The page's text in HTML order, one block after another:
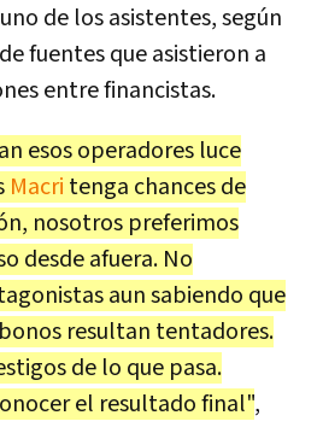
de los asistentes, según
fuentes que asistieron a
entre financistas.
esos operadores luce
Macri tenga chances de
nosotros preferimos
desde afuera. No
aun sabiendo que
resultan tentadores.
de lo que pasa.
el resultado final",